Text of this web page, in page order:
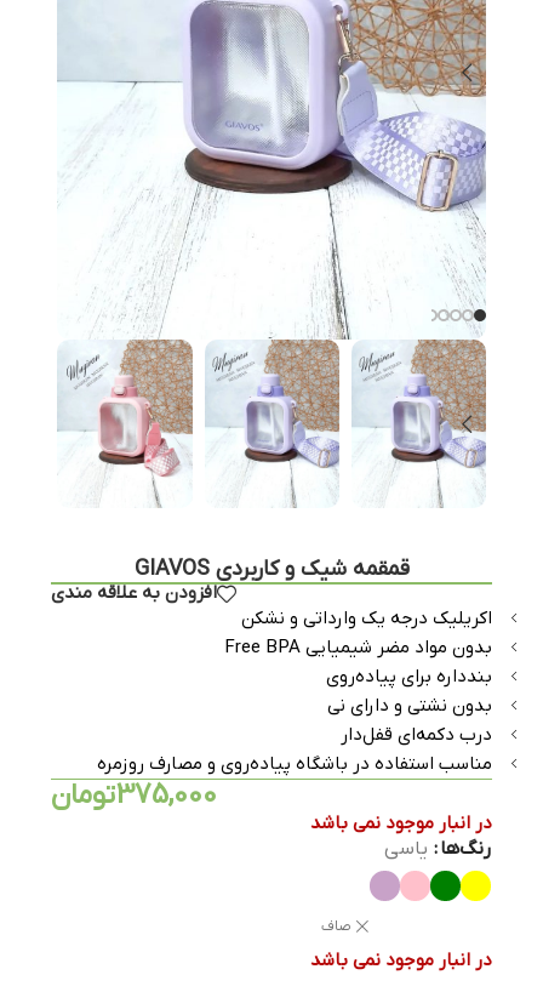
قمقمه شیک‌ و کاربردی GIAVOS
افزودن به علاقه مندی
اکریلیک درجه یک وارداتی و نشکن
بدون مواد مضر شیمیایی Free BPA
بندداره برای پیاده‌روی
بدون نشتی و دارای نی
درب دکمه‌ای قفل‌دار
مناسب استفاده در باشگاه پیاده‌روی و مصارف روزمره
375,000تومان
در انبار موجود نمی باشد
رنگ‌ها یاسی
صاف
در انبار موجود نمی باشد